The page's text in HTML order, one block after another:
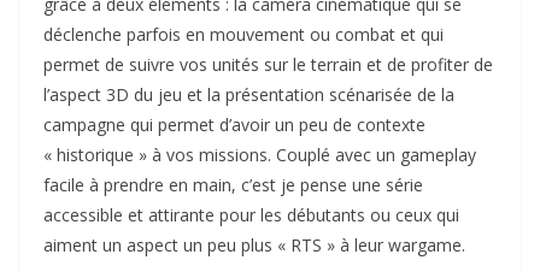
déclenche parfois en mouvement ou combat et qui
permet de suivre vos unités sur le terrain et de profiter de
l’aspect 3D du jeu et la présentation scénarisée de la
campagne qui permet d’avoir un peu de contexte
« historique » à vos missions. Couplé avec un gameplay
facile à prendre en main, c’est je pense une série
accessible et attirante pour les débutants ou ceux qui
aiment un aspect un peu plus « RTS » à leur wargame.